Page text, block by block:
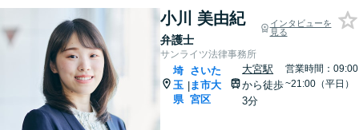
小川 美由紀
弁護士
インタビューを
見る
サンライツ法律事務所
埼
玉
県
|
さいた
ま市大
宮区
大宮駅
から徒歩
3分
営業時間：09:00
~21:00（平日）